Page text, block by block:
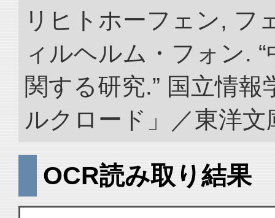
リヒトホーフェン, フ
ィルヘルム・フォン.
関する研究.” 国立情
ルクロード」／東洋
OCR読み取り結果